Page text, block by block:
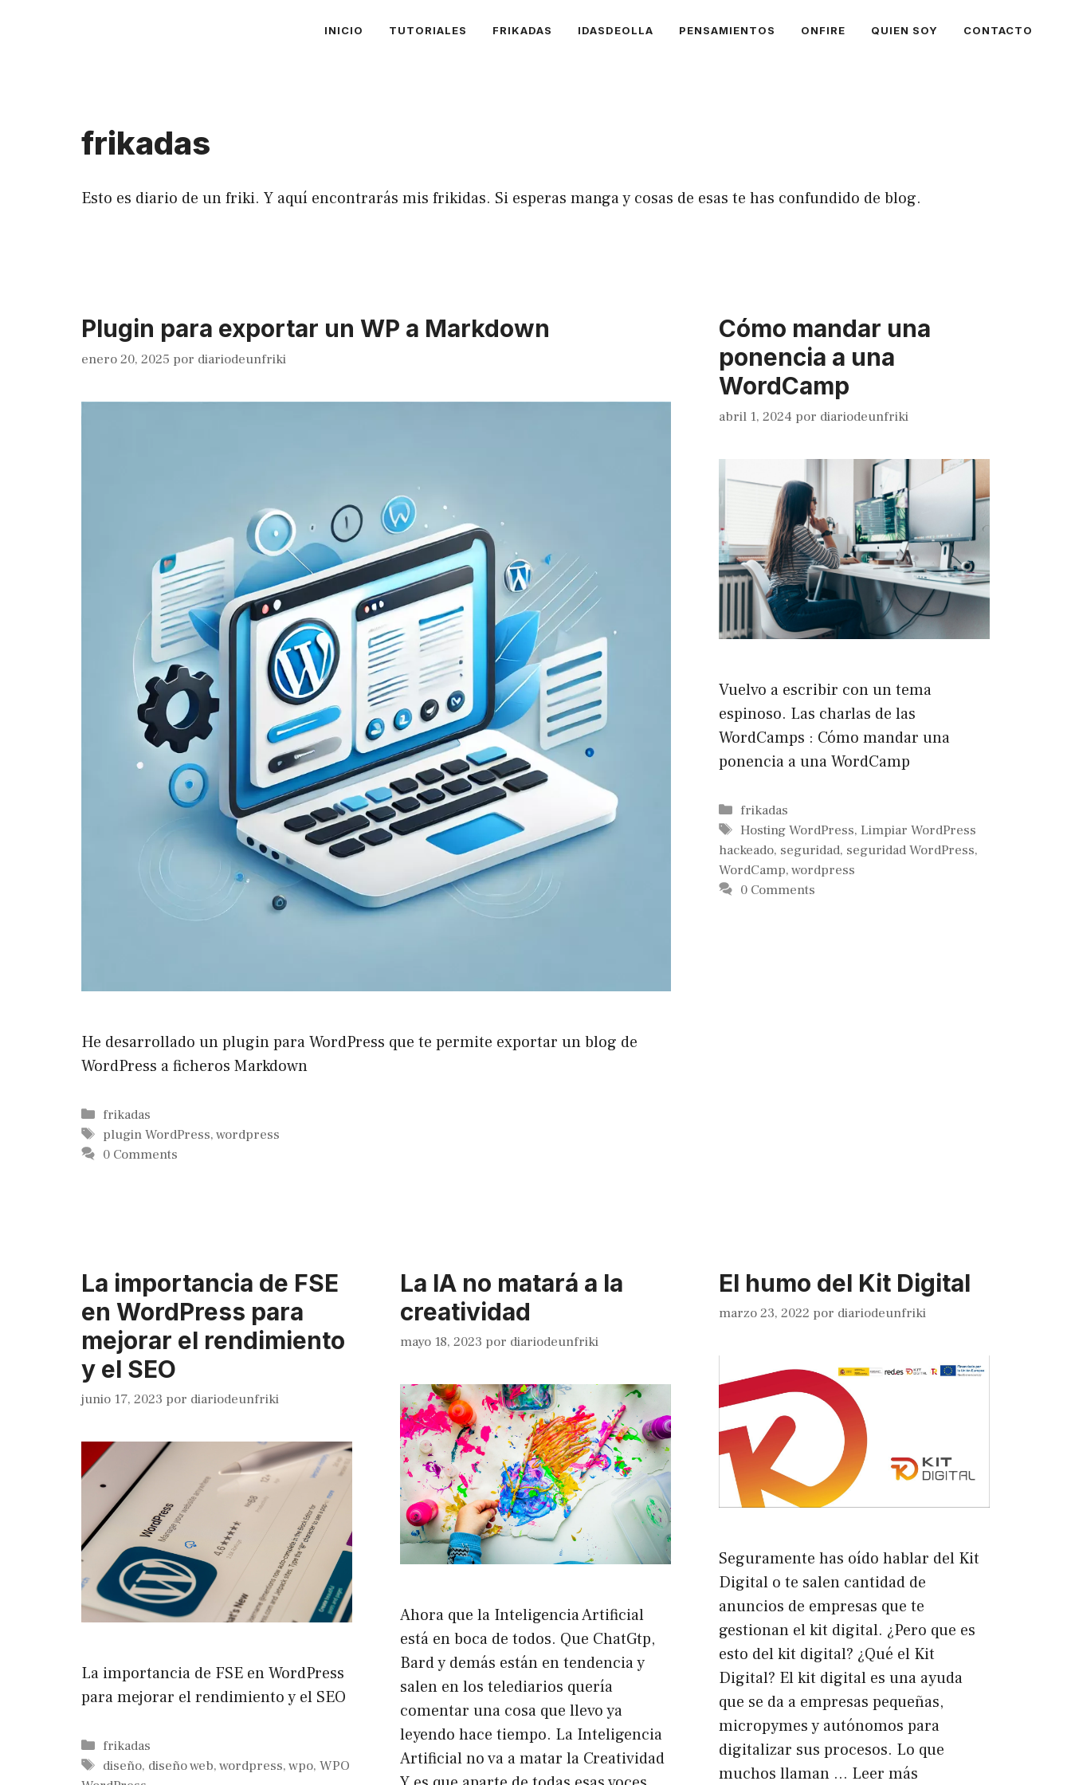
INICIO TUTORIALES FRIKADAS IDASDEOLLA PENSAMIENTOS ONFIRE QUIEN SOY CONTACTO
frikadas
Esto es diario de un friki. Y aquí encontrarás mis frikidas. Si esperas manga y cosas de esas te has confundido de blog.
Plugin para exportar un WP a Markdown
enero 20, 2025 por diariodeunfriki
He desarrollado un plugin para WordPress que te permite exportar un blog de
WordPress a ficheros Markdown
Categorías
frikadas
Etiquetas
plugin WordPress,wordpress
0 Comments
Cómo mandar una
ponencia a una
WordCamp
abril 1, 2024 por diariodeunfriki
Vuelvo a escribir con un tema
espinoso. Las charlas de las
WordCamps : Cómo mandar una
ponencia a una WordCamp
Categorías
frikadas
Etiquetas
Hosting WordPress,Limpiar WordPress
hackeado, seguridad, seguridad WordPress,
WordCamp,wordpress
0 Comments
La importancia de FSE
en WordPress para
mejorar el rendimiento
y el SEO
junio 17, 2023 por diariodeunfriki
La importancia de FSE en WordPress
para mejorar el rendimiento y el SEO
Categorías
frikadas
Etiquetas
diseño, diseño web,wordpress,wpo,WPO
La IA no matará a la
creatividad
mayo 18, 2023 por diariodeunfriki
Ahora que la Inteligencia Artificial
está en boca de todos. Que ChatGtp,
Bard y demás están en tendencia y
salen en los telediarios quería
comentar una cosa que llevo ya
leyendo hace tiempo. La Inteligencia
Artificial no va a matar la Creatividad
El humo del Kit Digital
marzo 23, 2022 por diariodeunfriki
Seguramente has oído hablar del Kit
Digital o te salen cantidad de
anuncios de empresas que te
gestionan el kit digital. ¿Pero que es
esto del kit digital? ¿Qué el Kit
Digital? El kit digital es una ayuda
que se da a empresas pequeñas,
micropymes y autónomos para
digitalizar sus procesos. Lo que
muchos llaman … Leer más